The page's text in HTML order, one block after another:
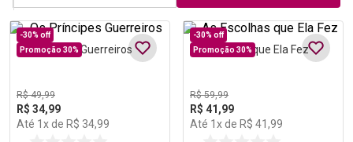
-30% off
Promoção 30%
Os Príncipes Guerreiros
R$ 49,99
R$ 34,99
Até 1 x de R$ 34,99
-30% off
Promoção 30%
As Escolhas que Ela Fez
R$ 59,99
R$ 41 ,99
Até 1 x de R$ 41 ,99